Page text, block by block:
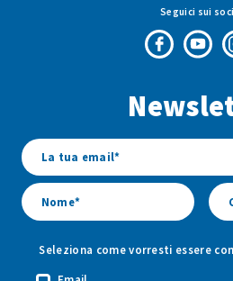
Seguici sui
di
di
Seleziona come vorresti essere